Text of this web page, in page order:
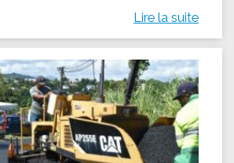
Lire la suite